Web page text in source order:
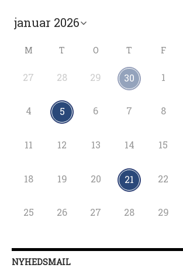
M T O T F
27 28 29 30 1
4 5 6 7 8
11 12 13 14 15
18 19 20 21 22
25 26 27 28 29
NYHEDSMAIL